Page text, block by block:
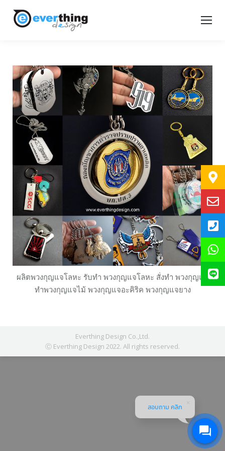
ผลิตพวงกุญแจโลหะ รับทำ พวงกุญแจโลหะ สั่งทำ พวงกุญแจ
ทำพวงกุญแจไม้ พวงกุญแจอะคิริค พวงกุญแจยาง
Everthing Design Co.,Ltd.
Ⓒ Everthing Design 2022. All rights reserved.
สอบถาม คลิก